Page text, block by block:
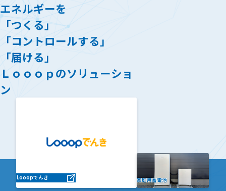
エネルギーを
「つくる」
「コントロールする」
「届ける」
Ｌｏｏｏｐのソリューショ
ン
Looopでんき 家庭用蓄電池